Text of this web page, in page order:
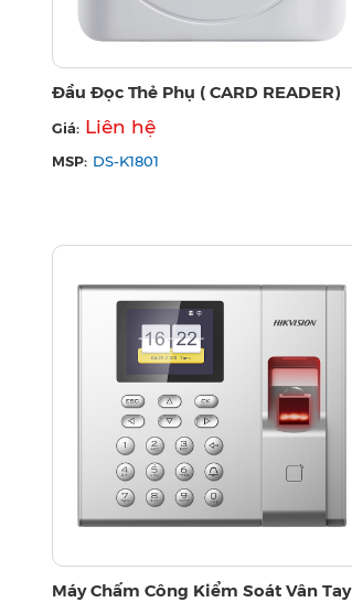
Đầu Đọc Thẻ Phụ ( CARD READER)
Giá: Liên hệ
MSP: DS-K1801
Máy Chấm Công Kiểm Soát Vân Tay